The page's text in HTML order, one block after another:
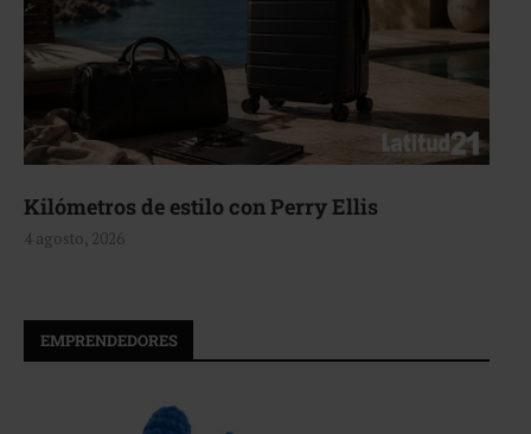
Aerie, texturas que fluyen
4 agosto, 2026
EMPRENDEDORES